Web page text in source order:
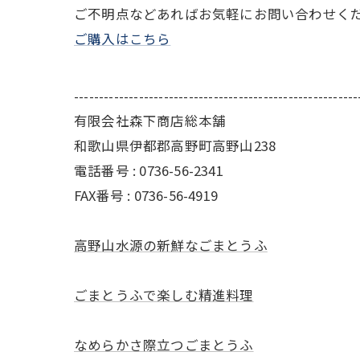
ご不明点などあればお気軽にお問い合わせく
ご購入はこちら
有限会社森下商店総本舗
和歌山県伊都郡高野町高野山238
電話番号 : 0736-56-2341
FAX番号 : 0736-56-4919
高野山水源の新鮮なごまとうふ
ごまとうふで楽しむ精進料理
なめらかさ際立つごまとうふ